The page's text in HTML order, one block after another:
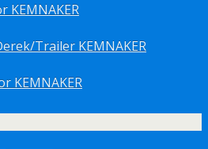
KEMNAKER
Trailer KEMNAKER
KEMNAKER